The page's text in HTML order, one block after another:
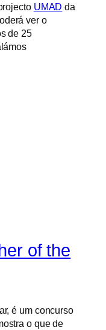
UMAD da
ver o
de 25
of the
é um concurso
o que de